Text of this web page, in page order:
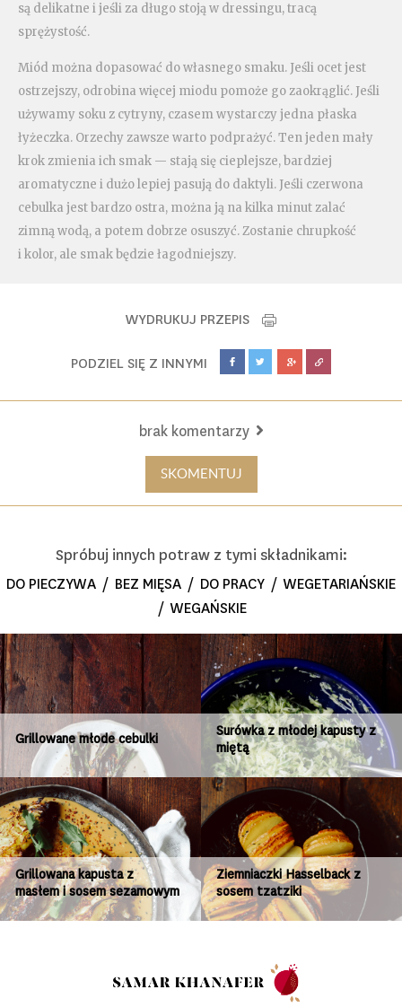
są delikatne i jeśli za długo stoją w dressingu, tracą
sprężystość.
Miód można dopasować do własnego smaku. Jeśli ocet jest
ostrzejszy, odrobina więcej miodu pomoże go zaokrąglić. Jeśli
używamy soku z cytryny, czasem wystarczy jedna płaska
łyżeczka. Orzechy zawsze warto podprażyć. Ten jeden mały
krok zmienia ich smak — stają się cieplejsze, bardziej
aromatyczne i dużo lepiej pasują do daktyli. Jeśli czerwona
cebulka jest bardzo ostra, można ją na kilka minut zalać
zimną wodą, a potem dobrze osuszyć. Zostanie chrupkość
i kolor, ale smak będzie łagodniejszy.
WYDRUKUJ PRZEPIS
PODZIEL SIĘ Z INNYMI
brak komentarzy
SKOMENTUJ
Spróbuj innych potraw z tymi składnikami:
DO PIECZYWA / BEZ MIĘSA / DO PRACY /WEGETARIAŃSKIE
/WEGAŃSKIE
Grillowane młode cebulki
Surówka z młodej kapusty z
miętą
Grillowana kapusta z
masłem i sosem sezamowym
Ziemniaczki Hasselback z
sosem tzatziki